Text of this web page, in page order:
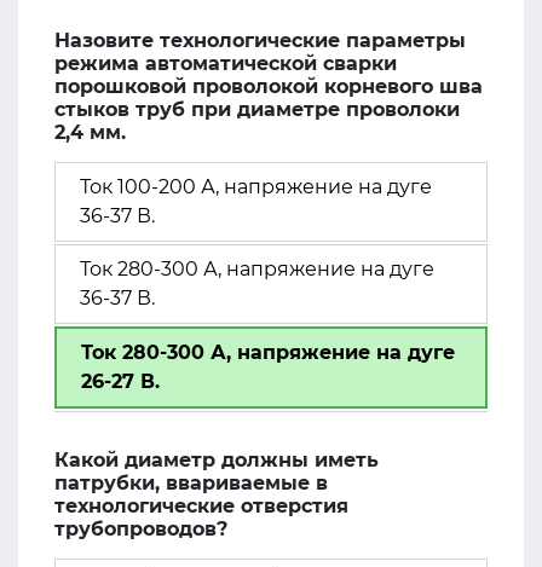
Назовите технологические параметры
режима автоматической сварки
порошковой проволокой корневого шва
стыков труб при диаметре проволоки
2,4 мм.
Ток 100-200 А, напряжение на дуге
36-37 В.
Ток 280-300 А, напряжение на дуге
36-37 В.
Ток 280-300 А, напряжение на дуге
26-27 В.
Какой диаметр должны иметь
патрубки, ввариваемые в
технологические отверстия
трубопроводов?